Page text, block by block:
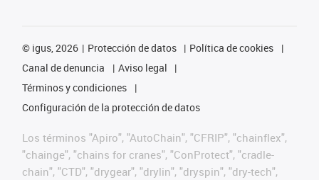
© igus, 2026 Protección de datos
Política de cookies
Canal de denuncia
Aviso legal
Términos y condiciones
Configuración de la protección de datos
Los términos "Apiro", "AutoChain", "CFRIP", "chainflex",
"chainge", "chains for cranes", "ConProtect", "cradle-
chain", "CTD", "drygear", "drylin", "dryspin", "dry-tech",